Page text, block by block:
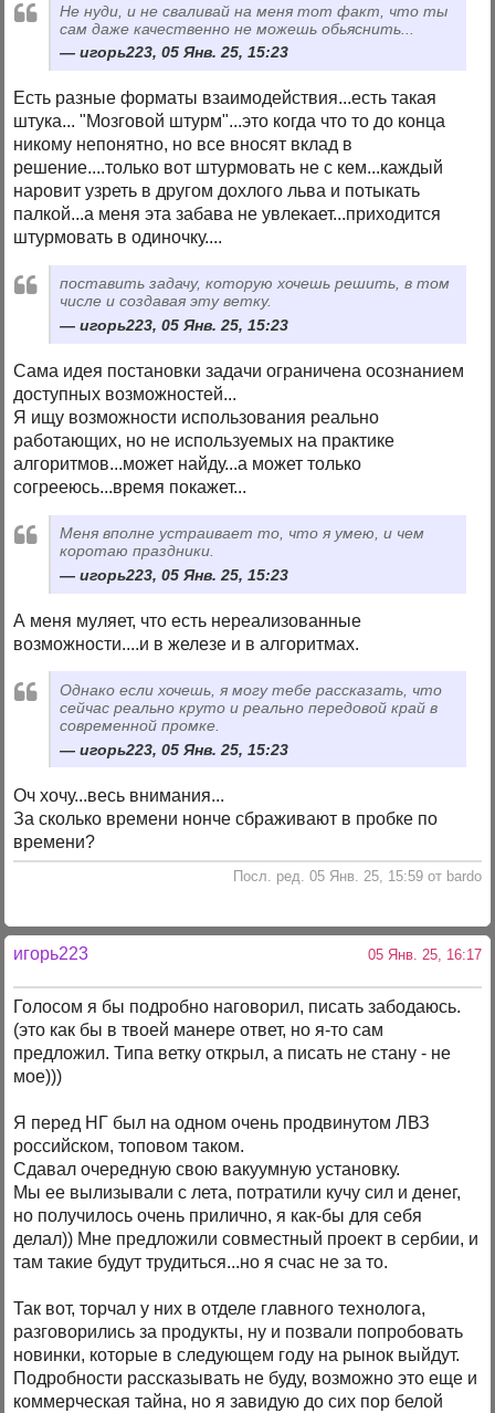
Не нуди, и не сваливай на меня тот факт, что ты
сам даже качественно не можешь обьяснить...
игорь223, 05 Янв. 25, 15:23
Есть разные форматы взаимодействия...есть такая
штука... "Мозговой штурм"...это когда что то до конца
никому непонятно, но все вносят вклад в
решение....только вот штурмовать не с кем...каждый
наровит узреть в другом дохлого льва и потыкать
палкой...а меня эта забава не увлекает...приходится
штурмовать в одиночку....
поставить задачу, которую хочешь решить, в том
числе и создавая эту ветку.
игорь223, 05 Янв. 25, 15:23
Сама идея постановки задачи ограничена осознанием
доступных возможностей...
Я ищу возможности использования реально
работающих, но не используемых на практике
алгоритмов...может найду...а может только
согрееюсь...время покажет...
Меня вполне устраивает то, что я умею, и чем
коротаю праздники.
игорь223, 05 Янв. 25, 15:23
А меня муляет, что есть нереализованные
возможности....и в железе и в алгоритмах.
Однако если хочешь, я могу тебе рассказать, что
сейчас реально круто и реально передовой край в
современной промке.
игорь223, 05 Янв. 25, 15:23
Оч хочу...весь внимания...
За сколько времени нонче сбраживают в пробке по
времени?
Посл. ред. 05 Янв. 25, 15:59 от bardo
игорь223 05 Янв. 25, 16:17
Голосом я бы подробно наговорил, писать забодаюсь.
(это как бы в твоей манере ответ, но я-то сам
предложил. Типа ветку открыл, а писать не стану - не
мое)))
Я перед НГ был на одном очень продвинутом ЛВЗ
российском, топовом таком.
Сдавал очередную свою вакуумную установку.
Мы ее вылизывали с лета, потратили кучу сил и денег,
но получилось очень прилично, я как-бы для себя
делал)) Мне предложили совместный проект в сербии, и
там такие будут трудиться...но я счас не за то.
Так вот, торчал у них в отделе главного технолога,
разговорились за продукты, ну и позвали попробовать
новинки, которые в следующем году на рынок выйдут.
Подробности рассказывать не буду, возможно это еще и
коммерческая тайна, но я завидую до сих пор белой